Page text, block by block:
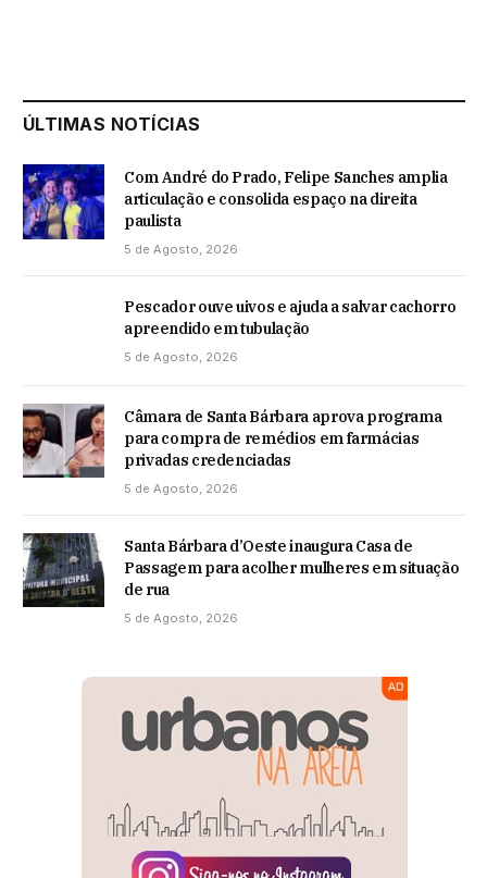
ÚLTIMAS NOTÍCIAS
Com André do Prado, Felipe Sanches amplia
articulação e consolida espaço na direita
paulista
5 de Agosto, 2026
Pescador ouve uivos e ajuda a salvar cachorro
apreendido em tubulação
5 de Agosto, 2026
Câmara de Santa Bárbara aprova programa
para compra de remédios em farmácias
privadas credenciadas
5 de Agosto, 2026
Santa Bárbara d’Oeste inaugura Casa de
Passagem para acolher mulheres em situação
de rua
5 de Agosto, 2026